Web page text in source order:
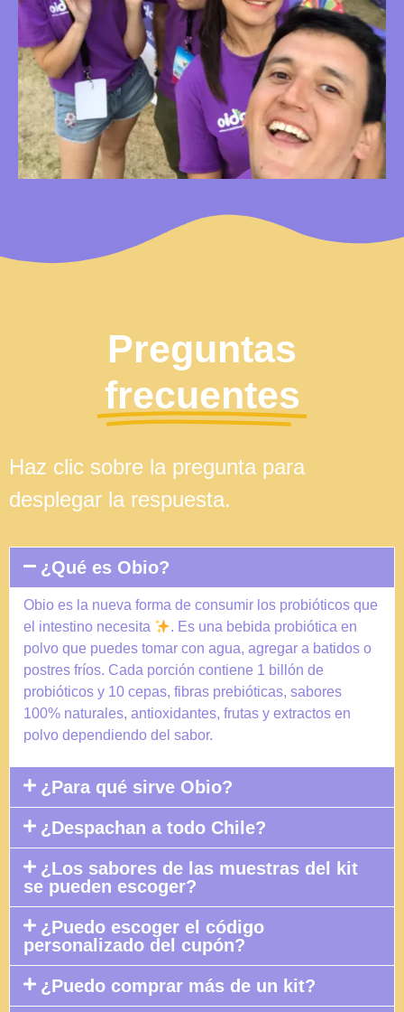
Preguntas
frecuentes
Haz clic sobre la pregunta para
desplegar la respuesta.
¿Qué es Obio?
Obio es la nueva forma de consumir los probióticos que
el intestino necesita
. Es una bebida probiótica en
polvo que puedes tomar con agua, agregar a batidos o
postres fríos. Cada porción contiene 1 billón de
probióticos y 10 cepas, fibras prebióticas, sabores
100% naturales, antioxidantes, frutas y extractos en
polvo dependiendo del sabor.
¿Para qué sirve Obio?
¿Despachan a todo Chile?
¿Los sabores de las muestras del kit
se pueden escoger?
¿Puedo escoger el código
personalizado del cupón?
¿Puedo comprar más de un kit?